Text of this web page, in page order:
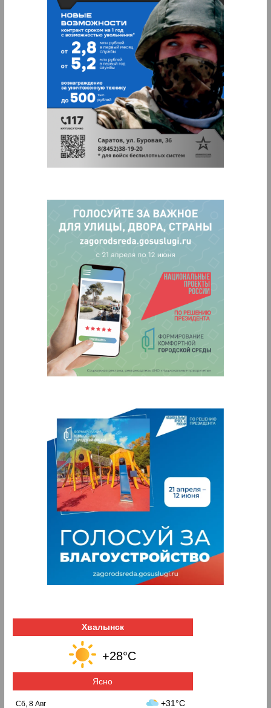
Хвалынск
+28°C
Ясно
Сб, 8 Авг +31°C